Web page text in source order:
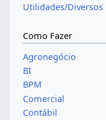
Utilidades/Diversos
Como Fazer
Agronegócio
BI
BPM
Comercial
Contábil